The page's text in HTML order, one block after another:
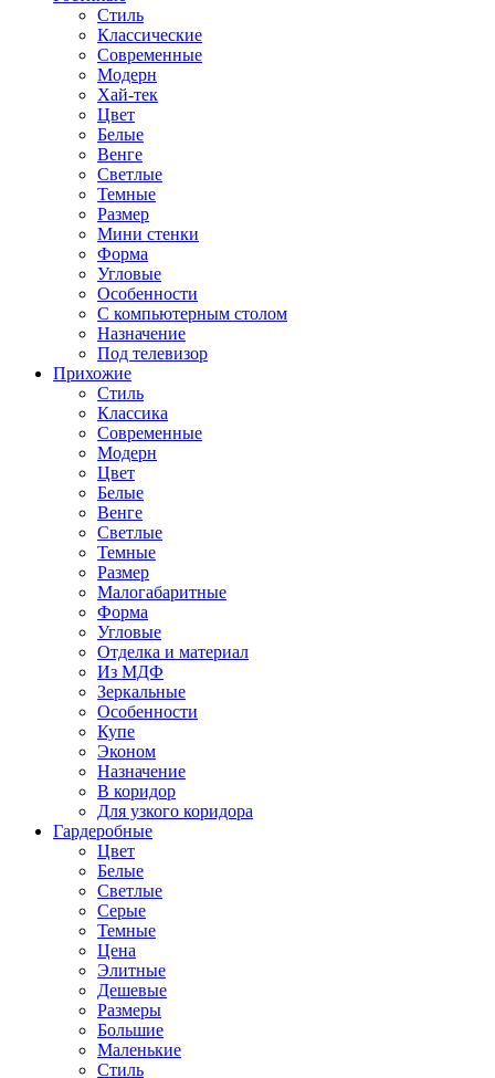
Стиль
Классические
Современные
Модерн
Хай-тек
Цвет
Белые
Венге
Светлые
Темные
Размер
Мини стенки
Форма
Угловые
Особенности
С компьютерным столом
Назначение
Под телевизор
Прихожие
Стиль
Классика
Современные
Модерн
Цвет
Белые
Венге
Светлые
Темные
Размер
Малогабаритные
Форма
Угловые
Отделка и материал
Из МДФ
Зеркальные
Особенности
Купе
Эконом
Назначение
В коридор
Для узкого коридора
Гардеробные
Цвет
Белые
Светлые
Серые
Темные
Цена
Элитные
Дешевые
Размеры
Большие
Маленькие
Стиль